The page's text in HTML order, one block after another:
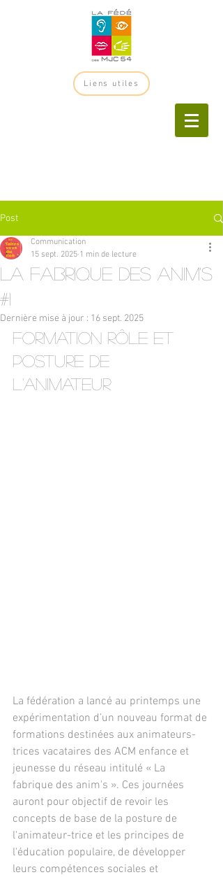
Liens utiles
Post
la fabrique des anim's
#1
Communication
15 sept. 2025 1 min de lecture
Dernière mise à jour : 16 sept. 2025
formation rôle et
posture de
l'animateur
La fédération a lancé au printemps une
expérimentation d’un nouveau format de
formations destinées aux animateurs-
trices vacataires des ACM enfance et
jeunesse du réseau intitulé « La
fabrique des anim's ». Ces journées
auront pour objectif de revoir les
concepts de base de la posture de
l'animateur-trice et les principes de
l'éducation populaire, de développer
leurs compétences sociales et